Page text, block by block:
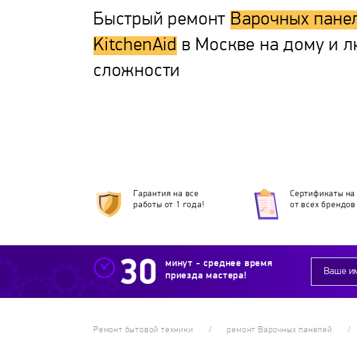
Быстрый ремонт Варочных
KitchenAid в Москве на дому и
сложности
Гарантия на все
работы от 1 года!
Сертификаты на
от всех брендов
минут - среднее время
приезда мастера!
Ремонт бытовой техники ремонт Варочных панелей